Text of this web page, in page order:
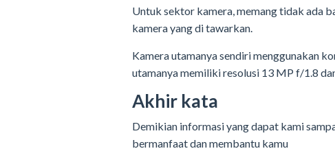
Untuk sektor kamera, memang tidak ada
kamera yang di tawarkan.
Kamera utamanya sendiri menggunakan
utamanya memiliki resolusi 13 MP f/1.8
Akhir kata
Demikian informasi yang dapat kami
bermanfaat dan membantu kamu